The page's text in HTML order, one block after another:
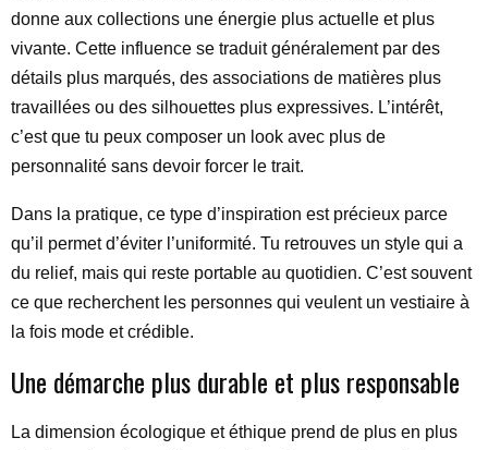
donne aux collections une énergie plus actuelle et plus
vivante. Cette influence se traduit généralement par des
détails plus marqués, des associations de matières plus
travaillées ou des silhouettes plus expressives. L’intérêt,
c’est que tu peux composer un look avec plus de
personnalité sans devoir forcer le trait.
Dans la pratique, ce type d’inspiration est précieux parce
qu’il permet d’éviter l’uniformité. Tu retrouves un style qui a
du relief, mais qui reste portable au quotidien. C’est souvent
ce que recherchent les personnes qui veulent un vestiaire à
la fois mode et crédible.
Une démarche plus durable et plus responsable
La dimension écologique et éthique prend de plus en plus